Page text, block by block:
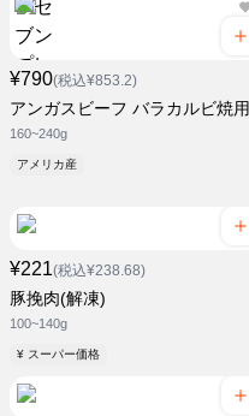
¥790(税込¥853.2)
アンガスビーフ バラカルビ焼用
160~240g
アメリカ産
¥221(税込¥238.68)
豚挽肉(解凍)
100~140g
¥ スーパー価格